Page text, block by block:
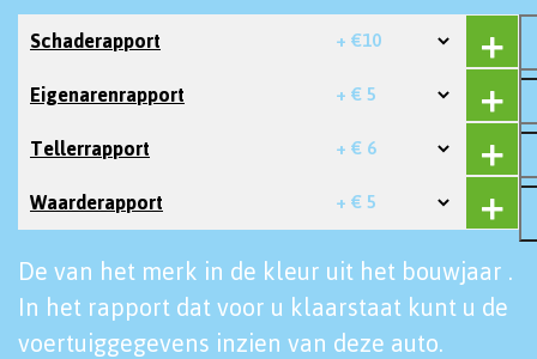
Schaderapport + €10
Eigenarenrapport + € 5
Tellerrapport + € 6
Waarderapport + € 5
De van het merk in de kleur uit het bouwjaar .
In het rapport dat voor u klaarstaat kunt u de
voertuiggegevens inzien van deze auto.